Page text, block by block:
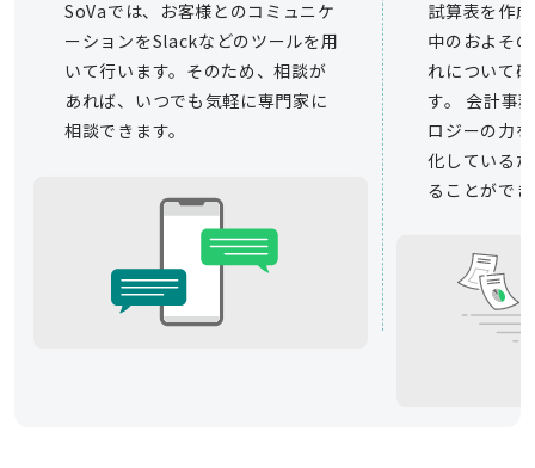
SoVaでは、お客様とのコミュニケ
ーションをSlackなどのツールを用
いて行います。そのため、相談が
あれば、いつでも気軽に専門家に
相談できます。
試算表を作
中のおよそ
れについて
す。 会計事
ロジーの力
化している
ることがで